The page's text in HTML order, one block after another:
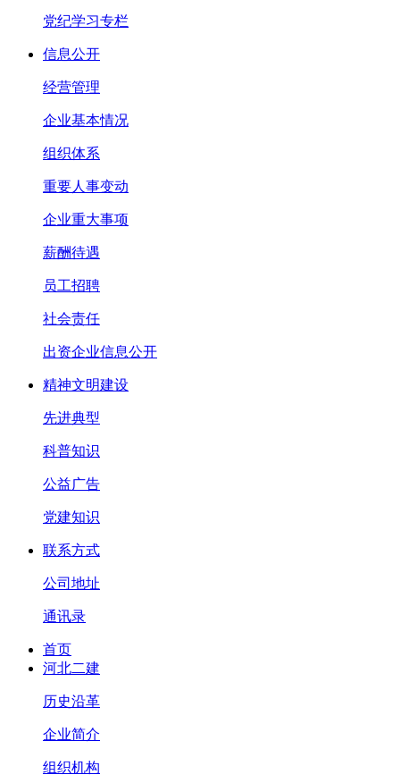
党纪学习专栏
信息公开
经营管理
企业基本情况
组织体系
重要人事变动
企业重大事项
薪酬待遇
员工招聘
社会责任
出资企业信息公开
精神文明建设
先进典型
科普知识
公益广告
党建知识
联系方式
公司地址
通讯录
首页
河北二建
历史沿革
企业简介
组织机构